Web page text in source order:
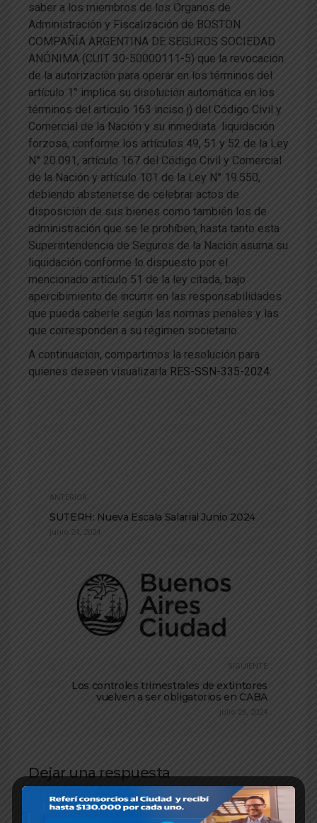
saber a los miembros de los Órganos de
Administración y Fiscalización de BOSTON
COMPAÑÍA ARGENTINA DE SEGUROS SOCIEDAD
ANÓNIMA (CUIT 30-50000111-5) que la revocación
de la autorización para operar en los términos del
artículo 1° implica su disolución automática en los
términos del artículo 163 inciso j) del Código Civil y
Comercial de la Nación y su inmediata liquidación
forzosa, conforme los artículos 49, 51 y 52 de la Ley
N° 20.091, artículo 167 del Código Civil y Comercial
de la Nación y artículo 101 de la Ley N° 19.550,
debiendo abstenerse de celebrar actos de
disposición de sus bienes como también los de
administración que se le prohíben, hasta tanto esta
Superintendencia de Seguros de la Nación asuma su
liquidación conforme lo dispuesto por el
mencionado artículo 51 de la ley citada, bajo
apercibimiento de incurrir en las responsabilidades
que pueda caberle según las normas penales y las
que corresponden a su régimen societario.
A continuación, compartimos la resolución para
quienes deseen visualizarla RES-SSN-335-2024:
ANTERIOR
SUTERH: Nueva Escala Salarial Junio 2024
junio 24, 2024
SIGUIENTE
Los controles trimestrales de extintores
vuelven a ser obligatorios en CABA
julio 26, 2024
Dejar una respuesta